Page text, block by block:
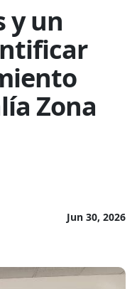
y un
Zona
Jun 30, 2026